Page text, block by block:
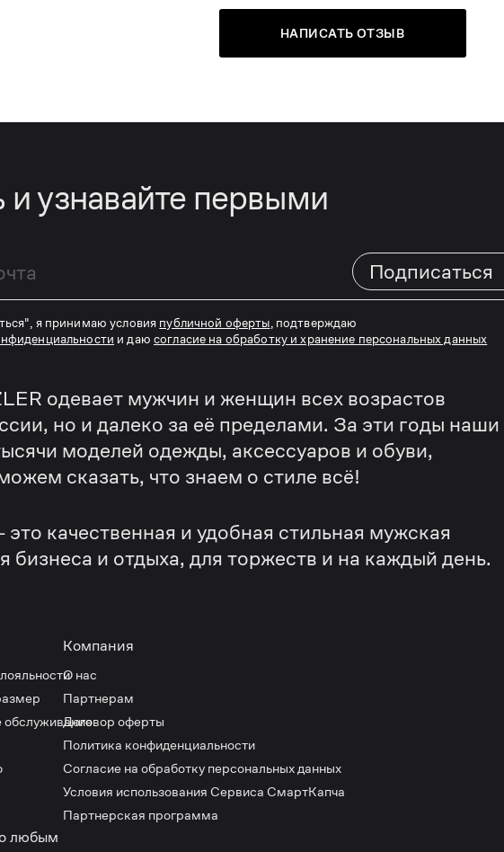
НАПИСАТЬ ОТЗЫВ
узнавайте первыми
Подписаться
я принимаю условия публичной оферты , подтверждаю
и даюсогласие на обработку и хранение персональных данных
одевает мужчин и женщин всех возрастов
но и далеко за её пределами. За эти годы наши
моделей одежды, аксессуаров и обуви,
сказать, что знаем о стиле всё!
качественная и удобная стильная мужская
бизнеса и отдыха, для торжеств и на каждый день.
обслуживание
Компания
О нас
Партнерам
Договор оферты
Политика конфиденциальности
Согласие на обработку персональных данных
Условия использования Сервиса СмартКапча
Партнерская программа
любым